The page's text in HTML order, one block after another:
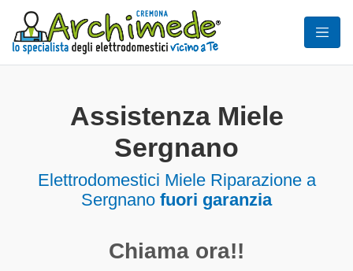
Assistenza Miele
Sergnano
Elettrodomestici Miele Riparazione a
Sergnano fuori garanzia
Chiama ora!!